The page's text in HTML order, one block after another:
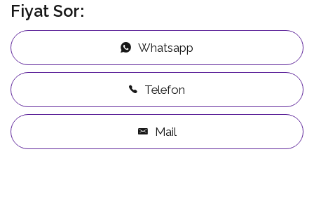
Fiyat Sor:
Whatsapp
Telefon
Mail